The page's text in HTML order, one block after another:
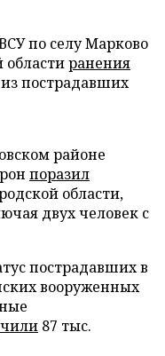
по селу Марково
областиранения
пострадавших
районе
поразил
области,
двух человек с
пострадавших в
вооруженных
87 тыс.